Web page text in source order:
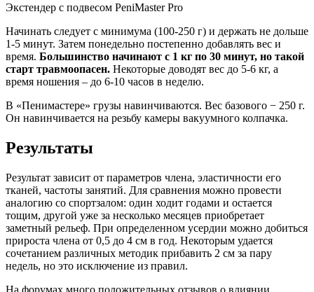
Экстендер с подвесом PeniMaster Pro
Начинать следует с минимума (100-250 г) и держать не дольше
1-5 минут. Затем понедельно постепенно добавлять вес и
время. Большинство начинают с 1 кг по 30 минут, но такой
старт травмоопасен. Некоторые доводят вес до 5-6 кг, а
время ношения – до 6-10 часов в неделю.
В «Пенимастере» грузы навинчиваются. Вес базового − 250 г.
Он навинчивается на резьбу камеры вакуумного колпачка.
Результаты
Результат зависит от параметров члена, эластичности его
тканей, частоты занятий. Для сравнения можно провести
аналогию со спортзалом: один ходит годами и остается
тощим, другой уже за несколько месяцев приобретает
заметный рельеф. При определенном усердии можно добиться
прироста члена от 0,5 до 4 см в год. Некоторым удается
сочетанием различных методик прибавить 2 см за пару
недель, но это исключение из правил.